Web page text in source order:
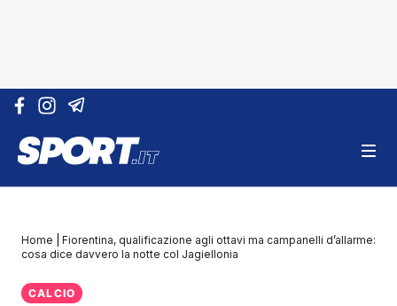
Vai al contenuto
Home
Fiorentina, qualificazione agli ottavi ma campanelli d’allarme:
cosa dice davvero la notte col Jagiellonia
CALCIO